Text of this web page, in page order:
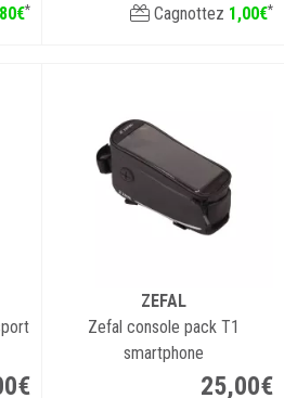
80€* Cagnottez 1,00€*
€
ZEFAL
Zefal console pack T1
smartphone
25,00€